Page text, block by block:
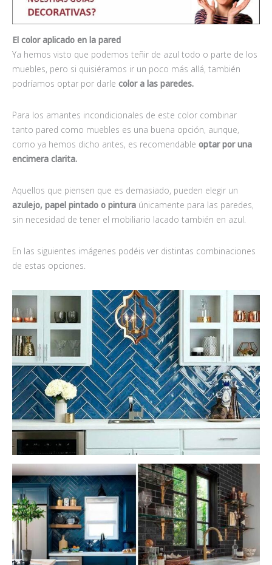
El color aplicado en la pared
Ya hemos visto que podemos teñir de azul todo o parte de los
muebles, pero si quisiéramos ir un poco más allá, también
podríamos optar por darle color a las paredes.
Para los amantes incondicionales de este color combinar
tanto pared como muebles es una buena opción, aunque,
como ya hemos dicho antes, es recomendable optar por una
encimera clarita.
Aquellos que piensen que es demasiado, pueden elegir un
azulejo, papel pintado o pintura únicamente para las paredes,
sin necesidad de tener el mobiliario lacado también en azul.
En las siguientes imágenes podéis ver distintas combinaciones
de estas opciones.